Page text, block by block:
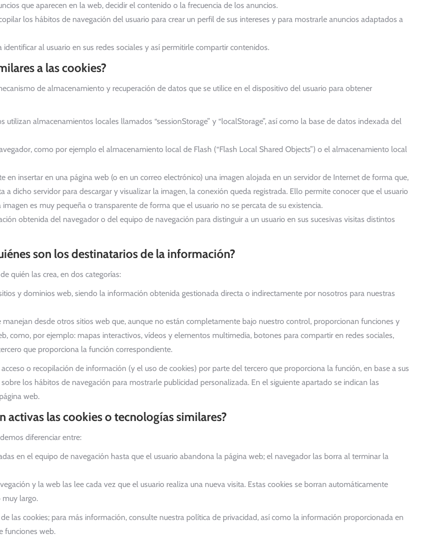
que aparecen en la web, decidir el contenido o la frecuencia de los anuncios.
los hábitos de navegación del usuario para crear un perfil de sus intereses y para mostrarle anuncios adaptados a
al usuario en sus redes sociales y así permitirle compartir contenidos.
a las cookies?
de almacenamiento y recuperación de datos que se utilice en el dispositivo del usuario para obtener
almacenamientos locales llamados “sessionStorage” y “localStorage”, así como la base de datos indexada del
como por ejemplo el almacenamiento local de Flash (“Flash Local Shared Objects”) o el almacenamiento local
en insertar en una página web (o en un correo electrónico) una imagen alojada en un servidor de Internet de forma que,
dicho servidor para descargar y visualizar la imagen, la conexión queda registrada. Ello permite conocer que el usuario
es muy pequeña o transparente de forma que el usuario no se percata de su existencia.
obtenida del navegador o del equipo de navegación para distinguir a un usuario en sus sucesivas visitas distintos
son los destinatarios de la información?
quién las crea, en dos categorías:
y dominios web, siendo la información obtenida gestionada directa o indirectamente por nosotros para nuestras
manejan desde otros sitios web que, aunque no están completamente bajo nuestro control, proporcionan funciones y
como, por ejemplo: mapas interactivos, vídeos y elementos multimedia, botones para compartir en redes sociales,
que proporciona la función correspondiente.
o recopilación de información (y el uso de cookies) por parte del tercero que proporciona la función, en base a sus
los hábitos de navegación para mostrarle publicidad personalizada. En el siguiente apartado se indican las
web.
las cookies o tecnologías similares?
diferenciar entre:
en el equipo de navegación hasta que el usuario abandona la página web; el navegador las borra al terminar la
y la web las lee cada vez que el usuario realiza una nueva visita. Estas cookies se borran automáticamente
muy largo.
las cookies; para más información, consulte nuestra política de privacidad, así como la información proporcionada en
funciones web.